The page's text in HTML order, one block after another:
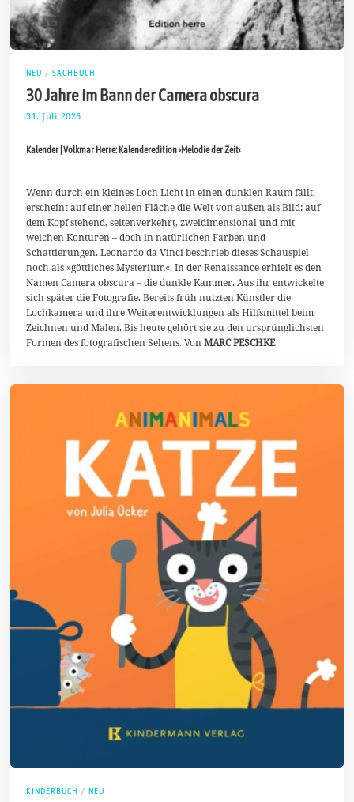
NEU / SACHBUCH
30 Jahre im Bann der Camera obscura
31. Juli 2026
J
2
0
2
6
Kalender | Volkmar Herre: Kalenderedition ›Melodie der Zeit‹
Wenn durch ein kleines Loch Licht in einen dunklen Raum fällt,
erscheint auf einer hellen Fläche die Welt von außen als Bild: auf
dem Kopf stehend, seitenverkehrt, zweidimensional und mit
weichen Konturen – doch in natürlichen Farben und
Schattierungen. Leonardo da Vinci beschrieb dieses Schauspiel
noch als »göttliches Mysterium«. In der Renaissance erhielt es den
Namen Camera obscura – die dunkle Kammer. Aus ihr entwickelte
sich später die Fotografie. Bereits früh nutzten Künstler die
Lochkamera und ihre Weiterentwicklungen als Hilfsmittel beim
Zeichnen und Malen. Bis heute gehört sie zu den ursprünglichsten
Formen des fotografischen Sehens. VonMARC PESCHKE
KINDERBUCH / NEU